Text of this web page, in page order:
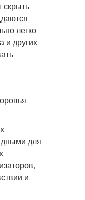
скрыть
легко
и других
для
и